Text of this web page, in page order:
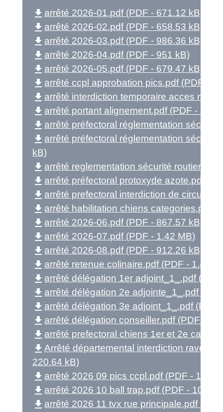
file_download arrêté 2026-01.pdf (PDF - 671.12 kB)
file_download arrêté 2026-02.pdf (PDF - 658.53 kB)
file_download arrêté 2026-03.pdf (PDF - 986.36 kB)
file_download arrêté 2026-04.pdf (PDF - 951 kB)
file_download arrêté 2026-05.pdf (PDF - 679.47 kB)
file_download arrêté ccpl approbation pics.pdf (PDF -
file_download arrêté interdiction temporaire acces
file_download arrêté portant alignement.pdf (PDF - 3.37
file_download arrêté préfectoral réglementation
file_download arrêté préfectoral réglementation
kB)
file_download arrêté reglementation sécurité routiere
file_download arrêté préfectoral protoxyde azote.pdf
file_download arrêté prefectoral interdiction de
file_download arrêté habilitation chiens categories.pdf
file_download arrêté 2026-06.pdf (PDF - 867.57 kB)
file_download arrêté 2026-07.pdf (PDF - 1.42 MB)
file_download arrêté 2026-08.pdf (PDF - 912.26 kB)
file_download arrêté retenue colinaire.pdf (PDF - 1.48
file_download arrêté délégation 1er adjoint_1_.pdf
file_download arrêté délégation 2e adjointe_1_.pdf
file_download arrêté délégation 3e adjoint_1_.pdf (PDF
file_download arrêté délégation conseiller.pdf (PDF -
file_download arrêté prefectoral chiens 1er et 2e
file_download Arrêté départemental interdiction rave
220.64 kB)
file_download arrêté 2026 09 pics ccpl.pdf (PDF -
file_download arrêté 2026 10 ball trap.pdf (PDF -
file_download arrêté 2026 11 tvx rue principale.pdf